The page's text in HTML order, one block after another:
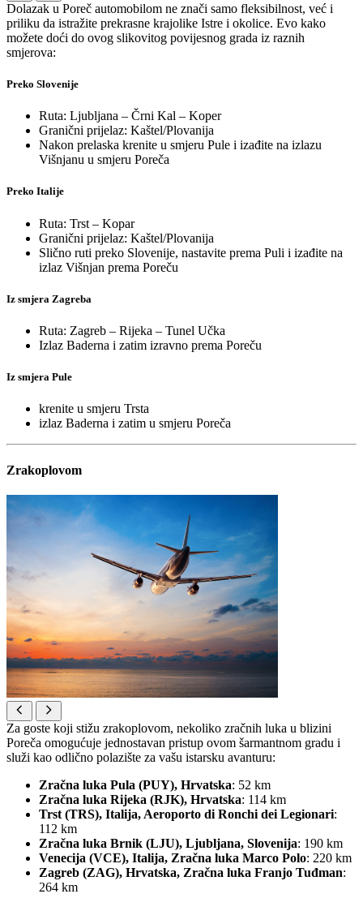
Dolazak u Poreč automobilom ne znači samo fleksibilnost, već i
priliku da istražite prekrasne krajolike Istre i okolice. Evo kako
možete doći do ovog slikovitog povijesnog grada iz raznih
smjerova:
Preko Slovenije
Ruta: Ljubljana – Črni Kal – Koper
Granični prijelaz: Kaštel/Plovanija
Nakon prelaska krenite u smjeru Pule i izađite na izlazu
Višnjanu u smjeru Poreča
Preko Italije
Ruta: Trst – Kopar
Granični prijelaz: Kaštel/Plovanija
Slično ruti preko Slovenije, nastavite prema Puli i izađite na
izlaz Višnjan prema Poreču
Iz smjera Zagreba
Ruta: Zagreb – Rijeka – Tunel Učka
Izlaz Baderna i zatim izravno prema Poreču
Iz smjera Pule
krenite u smjeru Trsta
izlaz Baderna i zatim u smjeru Poreča
Zrakoplovom
Za goste koji stižu zrakoplovom, nekoliko zračnih luka u blizini
Poreča omogućuje jednostavan pristup ovom šarmantnom gradu i
služi kao odlično polazište za vašu istarsku avanturu:
Zračna luka Pula (PUY), Hrvatska: 52 km
Zračna luka Rijeka (RJK), Hrvatska: 114 km
Trst (TRS), Italija, Aeroporto di Ronchi dei Legionari:
112 km
Zračna luka Brnik (LJU), Ljubljana, Slovenija: 190 km
Venecija (VCE), Italija, Zračna luka Marco Polo: 220 km
Zagreb (ZAG), Hrvatska, Zračna luka Franjo Tuđman:
264 km